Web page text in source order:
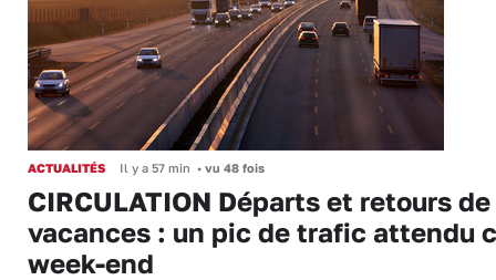
ACTUALITÉS Il y a 57 min • vu 48 fois
CIRCULATION Départs et retours de
vacances : un pic de trafic attendu
week-end